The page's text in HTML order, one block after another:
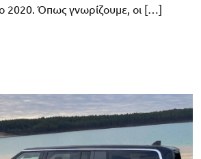
2020. Όπως γνωρίζουμε, οι […]